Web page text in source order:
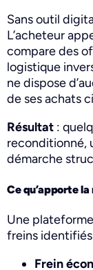
Sans outil
L’acheteur
compare des
logistique
ne dispose
de ses achats
Résultat :
reconditionné,
démarche
Ce qu’apporte
Une
freins
Frein